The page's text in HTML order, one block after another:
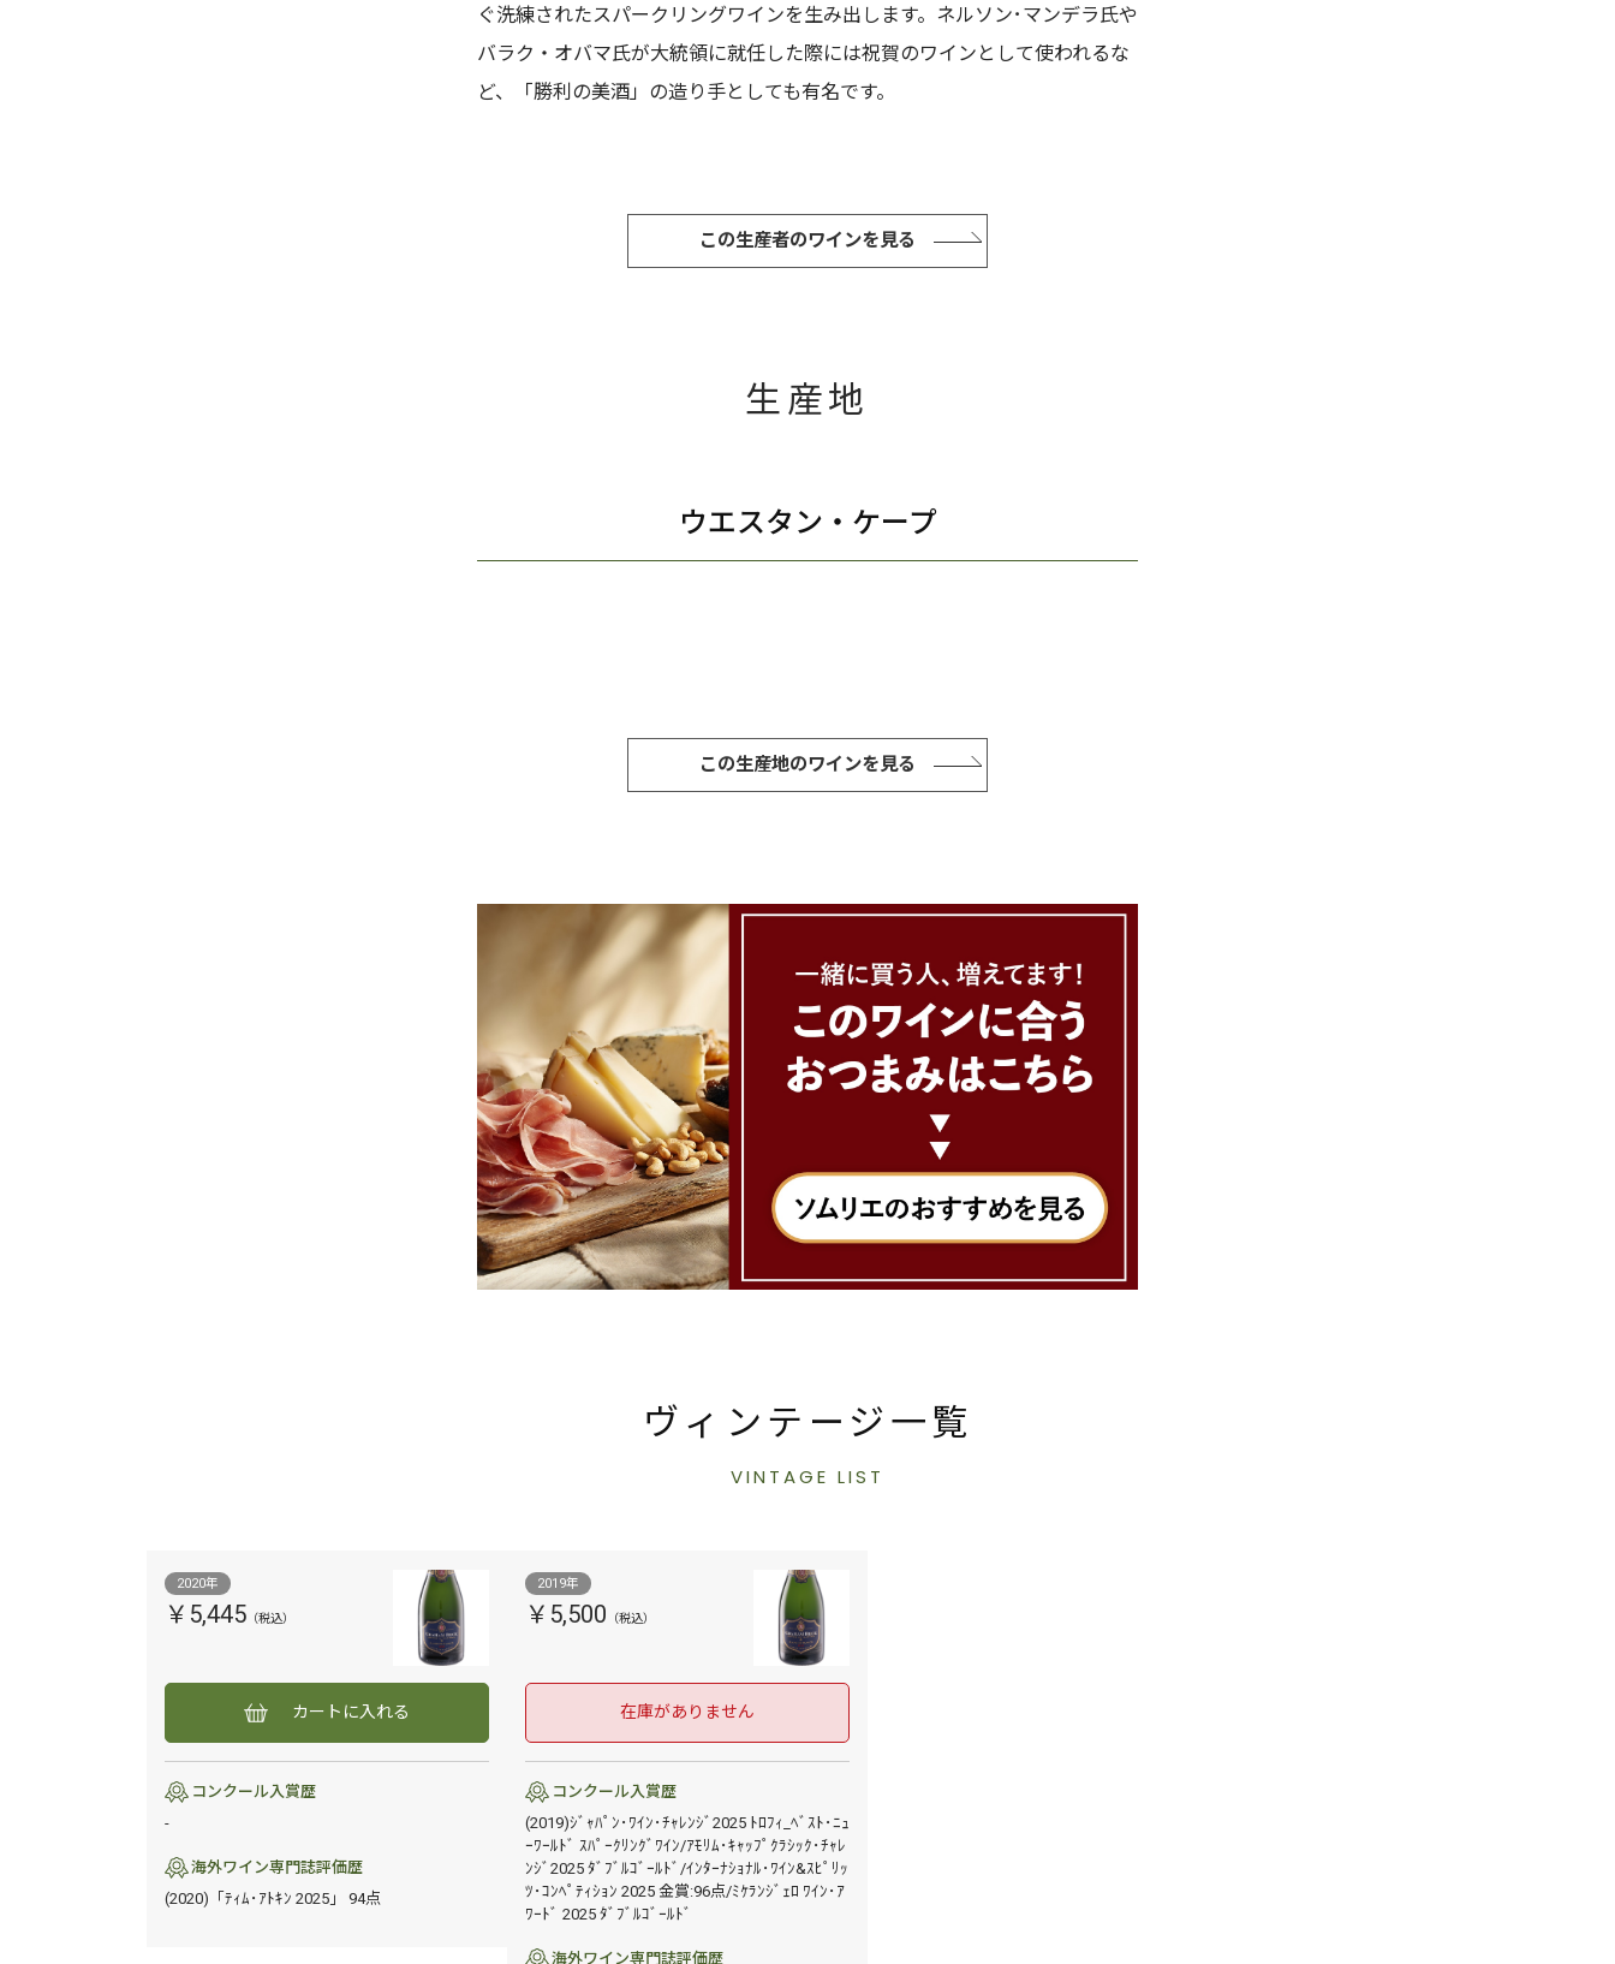
ぐ洗練されたスパークリングワインを生み出します。ネルソン･マンデラ氏や
バラク・オバマ氏が大統領に就任した際には祝賀のワインとして使われるな
ど、「勝利の美酒」の造り手としても有名です。
この生産者のワインを見る
生産地
ウエスタン・ケープ
この生産地のワインを見る
ヴィンテージ一覧
VINTAGE LIST
2020年
￥5,445
カートに入れる
コンクール入賞歴
-
海外ワイン専門誌評価歴
(2020)「ﾃｨﾑ･ｱﾄｷﾝ 2025」 94点
2019年
￥5,500
在庫がありません
コンクール入賞歴
(2019)ｼﾞｬﾊﾟﾝ･ﾜｲﾝ･ﾁｬﾚﾝｼﾞ2025 ﾄﾛﾌｨ_ﾍﾞｽﾄ･ﾆｭ
ｰﾜｰﾙﾄﾞ ｽﾊﾟｰｸﾘﾝｸﾞﾜｲﾝ/ｱﾓﾘﾑ･ｷｬｯﾌﾟｸﾗｼｯｸ･ﾁｬﾚ
ﾝｼﾞ2025 ﾀﾞﾌﾞﾙｺﾞｰﾙﾄﾞ/ｲﾝﾀｰﾅｼｮﾅﾙ･ﾜｲﾝ&ｽﾋﾟﾘｯ
ﾂ･ｺﾝﾍﾟﾃｨｼｮﾝ 2025 金賞:96点/ﾐｹﾗﾝｼﾞｪﾛ ﾜｲﾝ･ｱ
ﾜｰﾄﾞ 2025 ﾀﾞﾌﾞﾙｺﾞｰﾙﾄﾞ
海外ワイン専門誌評価歴